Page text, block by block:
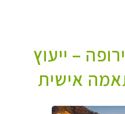
– ייעוץ
אישית